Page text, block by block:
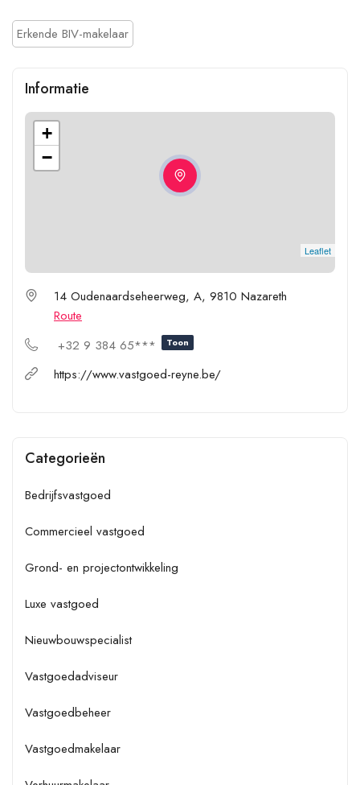
Erkende BIV-makelaar
Informatie
+
−
Leaflet
14 Oudenaardseheerweg, A, 9810 Nazareth
Route
+32 9 384 65***
Toon
https://www.vastgoed-reyne.be/
Categorieën
Bedrijfsvastgoed
Commercieel vastgoed
Grond- en projectontwikkeling
Luxe vastgoed
Nieuwbouwspecialist
Vastgoedadviseur
Vastgoedbeheer
Vastgoedmakelaar